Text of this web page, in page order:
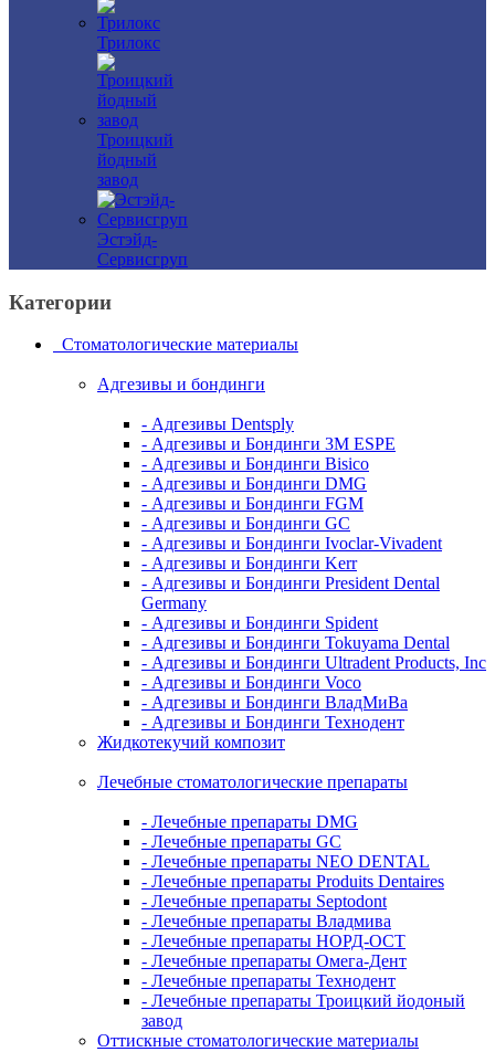
Трилокс
Троицкий
йодный
завод
Эстэйд-
Сервисгруп
Категории
Стоматологические материалы
Адгезивы и бондинги
- Адгезивы Dentsply
- Адгезивы и Бондинги 3M ESPE
- Адгезивы и Бондинги Bisico
- Адгезивы и Бондинги DMG
- Адгезивы и Бондинги FGM
- Адгезивы и Бондинги GC
- Адгезивы и Бондинги Ivoclar-Vivadent
- Адгезивы и Бондинги Kerr
- Адгезивы и Бондинги President Dental
Germany
- Адгезивы и Бондинги Spident
- Адгезивы и Бондинги Tokuyama Dental
- Адгезивы и Бондинги Ultradent Products, Inc
- Адгезивы и Бондинги Voco
- Адгезивы и Бондинги ВладМиВа
- Адгезивы и Бондинги Технодент
Жидкотекучий композит
Лечебные стоматологические препараты
- Лечебные препараты DMG
- Лечебные препараты GC
- Лечебные препараты NEO DENTAL
- Лечебные препараты Produits Dentaires
- Лечебные препараты Septodont
- Лечебные препараты Владмива
- Лечебные препараты НОРД-ОСТ
- Лечебные препараты Омега-Дент
- Лечебные препараты Технодент
- Лечебные препараты Троицкий йодоный
завод
Оттискные стоматологические материалы